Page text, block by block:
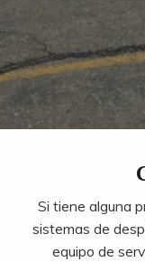
Si tiene alguna
sistemas de
equipo de